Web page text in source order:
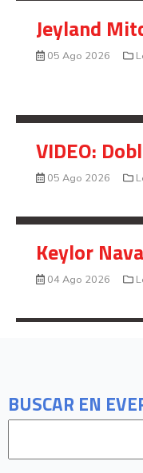
BUSCAR EN
Jeyland
05 Ago 2026
VIDEO:
05 Ago 2026
Keylor
04 Ago 2026